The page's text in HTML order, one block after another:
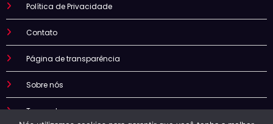
Política de Privacidade
Contato
Página de transparência
Sobre nós
Termo de uso